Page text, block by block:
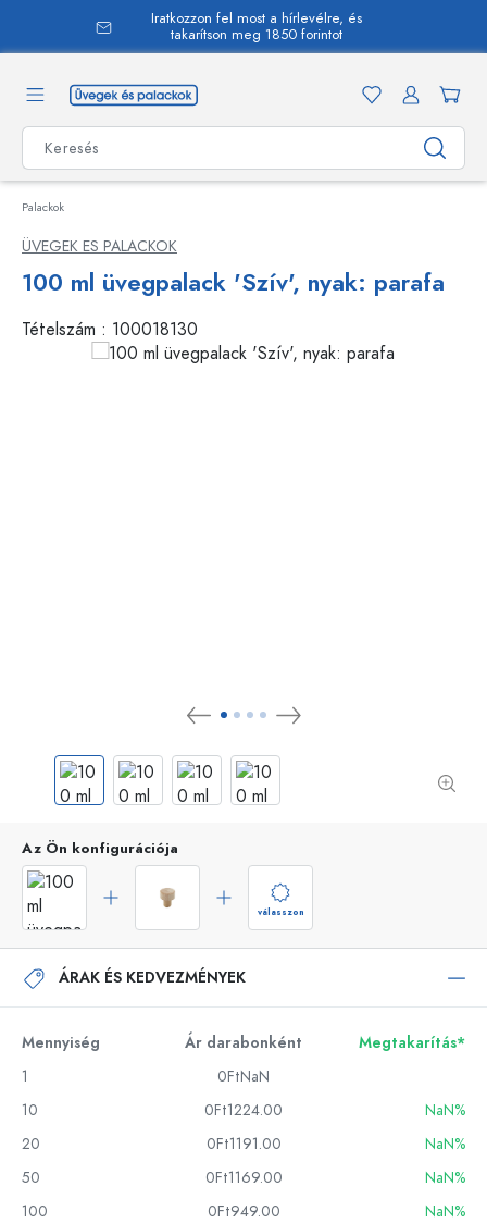
Iratkozzon fel most a hírlevélre, és
takarítson meg 1850 forintot
Palackok
ÜVEGEK ES PALACKOK
100 ml üvegpalack 'Szív', nyak: parafa
Tételszám : 100018130
Az Ön konfigurációja
válasszon
ÁRAK ÉS KEDVEZMÉNYEK
Mennyiség Ár darabonként
Megtakarítás*
1
0FtNaN
10
0Ft1224.00
NaN%
20
0Ft1191.00
NaN%
50
0Ft1169.00
NaN%
100
0Ft949.00
NaN%